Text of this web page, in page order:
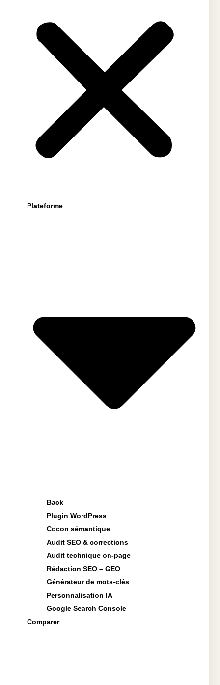
Plateforme
Back
Plugin WordPress
Cocon sémantique
Audit SEO & corrections
Audit technique on-page
Rédaction SEO – GEO
Générateur de mots-clés
Personnalisation IA
Google Search Console
Comparer